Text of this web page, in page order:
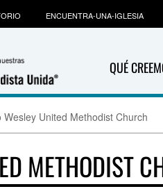
QUÉ
ENCUENTRA-UNA-IGLESIA
Wesley United Methodist Church
METHODIST